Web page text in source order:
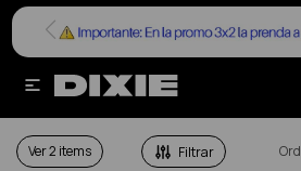

JEANS DAMA EN
Ver